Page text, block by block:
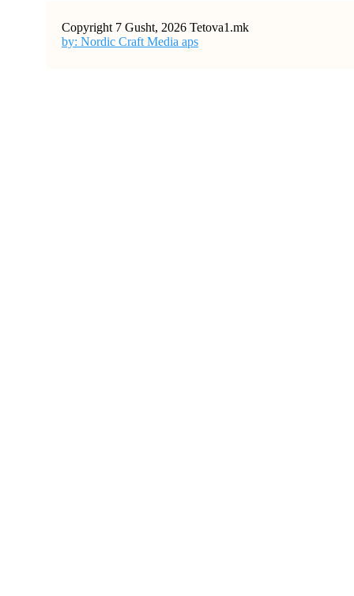
Copyright 7 Gusht, 2026 Tetova1.mk
by: Nordic Craft Media aps